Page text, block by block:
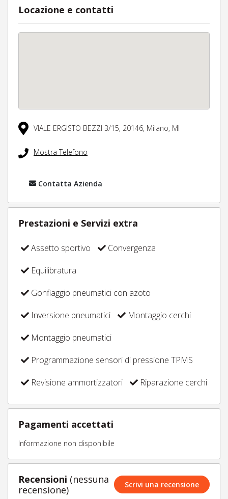
Locazione e contatti
VIALE ERGISTO BEZZI 3/15, 20146, Milano, MI
Mostra Telefono
Contatta Azienda
Prestazioni e Servizi extra
Assetto sportivo
Convergenza
Equilibratura
Gonfiaggio pneumatici con azoto
Inversione pneumatici
Montaggio cerchi
Montaggio pneumatici
Programmazione sensori di pressione TPMS
Revisione ammortizzatori
Riparazione cerchi
Pagamenti accettati
Informazione non disponibile
Recensioni (nessuna
recensione)
Scrivi una recensione